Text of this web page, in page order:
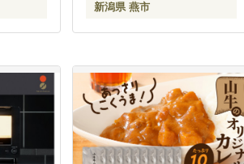
新潟県 燕市